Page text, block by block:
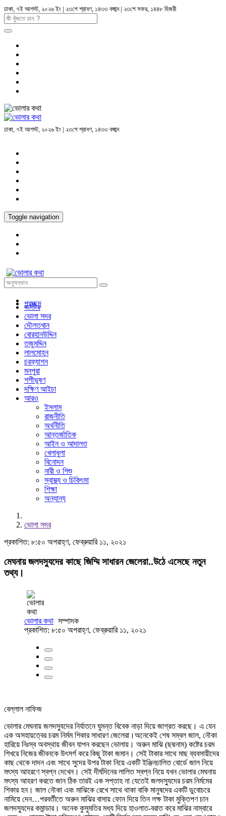
ঢাকা, ৭ই আগস্ট, ২০২৬ ইং | ২৩শে শ্রাবণ, ১৪৩৩ বঙ্গাব্দ | ২৩শে সফর, ১৪৪৮ হিজরী
ঢাকা, ৭ই আগস্ট, ২০২৬ ইং | ২৩শে শ্রাবণ, ১৪৩৩ বঙ্গাব্দ
Toggle navigation
প্রচ্ছদ
জাতীয়
ভোলা সদর
দৌলতখান
বোরহানউদ্দিন
তজুমদ্দিন
লালমোহন
চরফ্যাশন
মনপুরা
শশীভূষণ
দক্ষিণ আইচা
আরও
ইসলাম
রাজনীতি
অর্থনীতি
আন্তর্জাতিক
আইন ও আদালত
খেলাধুলা
বিনোদন
নারী ও শিশু
স্বাস্থ্য ও চিকিৎসা
শিক্ষা
অন্যান্য
ভোলা সদর
প্রকাশিত: ৮:৫০ অপরাহ্ণ, ফেব্রুয়ারি ১১, ২০২১
মেঘনায় জলদস্যুদের কাছে জিম্মি সাধারন জেলেরা..উঠে এসেছে নতুন
তথ্য।
ভোলার কথা সম্পাদক
প্রকাশিত: ৮:৫০ অপরাহ্ণ, ফেব্রুয়ারি ১১, ২০২১
বেল্লাল নাফিজ
ভোলার মেঘনায় জলদস্যুদের নির্যাতনে ঘুমন্ত বিবেক নাড়া দিয়ে জাগ্রত করছে। এ যেন
এক অসহায়ত্বের চরম নির্মম শিকার সাধারণ জেলেরা।অনেকেই শেষ সম্বল জাল, নৌকা
হারিয়ে নিঃস্ব অবস্থায় জীবন যাপন করছেন ভোলায়। অরুন মাঝি (ছদ্মনাম) কষ্টের চরম
শিখরে নিজের জীবনকে উৎসর্গ করে কিছু টাকা জমান। সেই টাকার সাথে মাছ ব্যবসায়ীদের
কাছ থেকে দাদন এবং সাথে সুদের উপর টাকা নিয়ে একটি ইঞ্জিনচালিত বোর্ডে জাল নিয়ে
মৎস্য আহরণে স্বপ্ন দেখেন। সেই দীর্ঘদিনের লালিত স্বপ্ন নিয়ে যখন ভোলার মেঘনায়
মৎস্য আহরণ করতে জান ঠিক তারই এক সপ্তাহ না যেতেই জলদস্যুদের চরম নির্মমের
শিকার হন। জাল নৌকা এবং মাঝিকে রেখে সাথে থাকা বাকি মানুষদের একটি ডুবোচরে
নামিয়ে দেন…পরবর্তীতে অরুন মাঝির বাসায় ফোন দিয়ে তিন লক্ষ টাকা মুক্তিপণ চান
জলদস্যুদের কমান্ডার। অনেক কুসুমতির মধ্য দিয়ে হাওলাত-বরাত করে মাঝির নাম্বারে